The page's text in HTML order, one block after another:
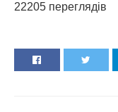
22205 переглядiв